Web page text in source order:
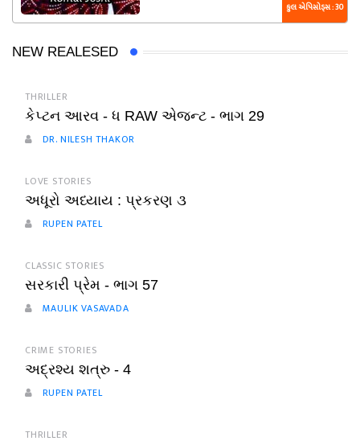
કુલ એપિસોડ્સ : 30
NEW REALESED
THRILLER
કેપ્ટન આરવ - ધ RAW એજન્ટ - ભાગ 29
DR. NILESH THAKOR
LOVE STORIES
અધૂરો અધ્યાય : પ્રકરણ ૩
RUPEN PATEL
CLASSIC STORIES
સરકારી પ્રેમ - ભાગ 57
MAULIK VASAVADA
CRIME STORIES
અદ્રશ્ય શત્રુ - 4
RUPEN PATEL
THRILLER